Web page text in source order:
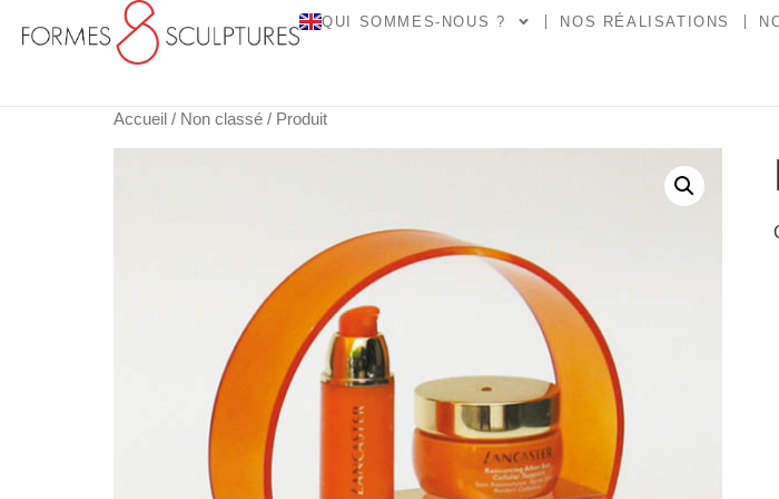
QUI SOMMES-NOUS ? NOS RÉALISATIONS
Accueil / Non classé / Produit